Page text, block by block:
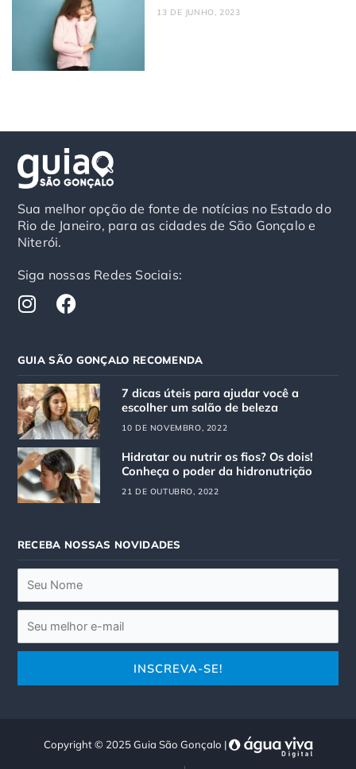
13 DE JUNHO, 2023
Sua melhor opção de fonte de notícias no Estado do
Rio de Janeiro, para as cidades de São Gonçalo e
Niterói.
Siga nossas Redes Sociais:
I
n
t
a
g
r
a
m
F
a
e
b
o
o
k
GUIA SÃO GONÇALO RECOMENDA
7 dicas úteis para ajudar você a
escolher um salão de beleza
10 DE NOVEMBRO, 2022
Hidratar ou nutrir os fios? Os dois!
Conheça o poder da hidronutrição
21 DE OUTUBRO, 2022
RECEBA NOSSAS NOVIDADES
Copyright © 2025 Guia São Gonçalo |